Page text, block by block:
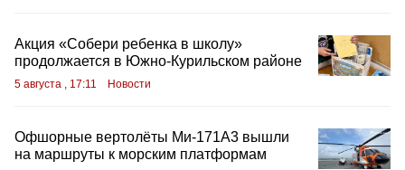
Акция «Собери ребенка в школу»
продолжается в Южно-Курильском районе
5 августа , 17:11 Новости
Офшорные вертолёты Ми‑171А3 вышли
на маршруты к морским платформам